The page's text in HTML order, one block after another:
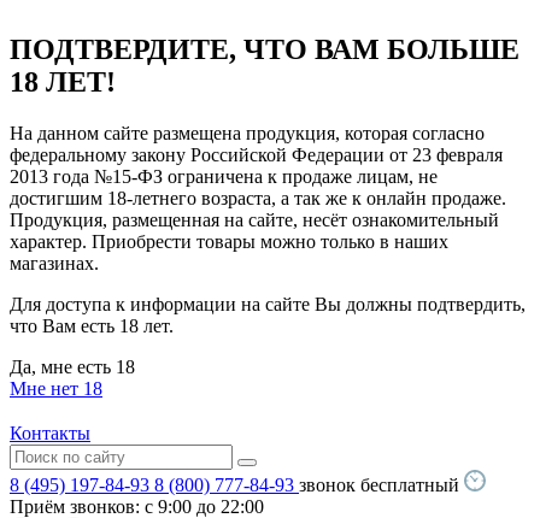
ПОДТВЕРДИТЕ, ЧТО ВАМ БОЛЬШЕ
18 ЛЕТ!
На данном сайте размещена продукция, которая согласно
федеральному закону Российской Федерации от 23 февраля
2013 года №15-ФЗ ограничена к продаже лицам, не
достигшим 18-летнего возраста, а так же к онлайн продаже.
Продукция, размещенная на сайте, несёт ознакомительный
характер. Приобрести товары можно только в наших
магазинах.
Для доступа к информации на сайте Вы должны подтвердить,
что Вам есть 18 лет.
Да, мне есть 18
Мне нет 18
Контакты
8 (495) 197-84-93 8 (800) 777-84-93 звонок бесплатный
Приём звонков: с 9:00 до 22:00